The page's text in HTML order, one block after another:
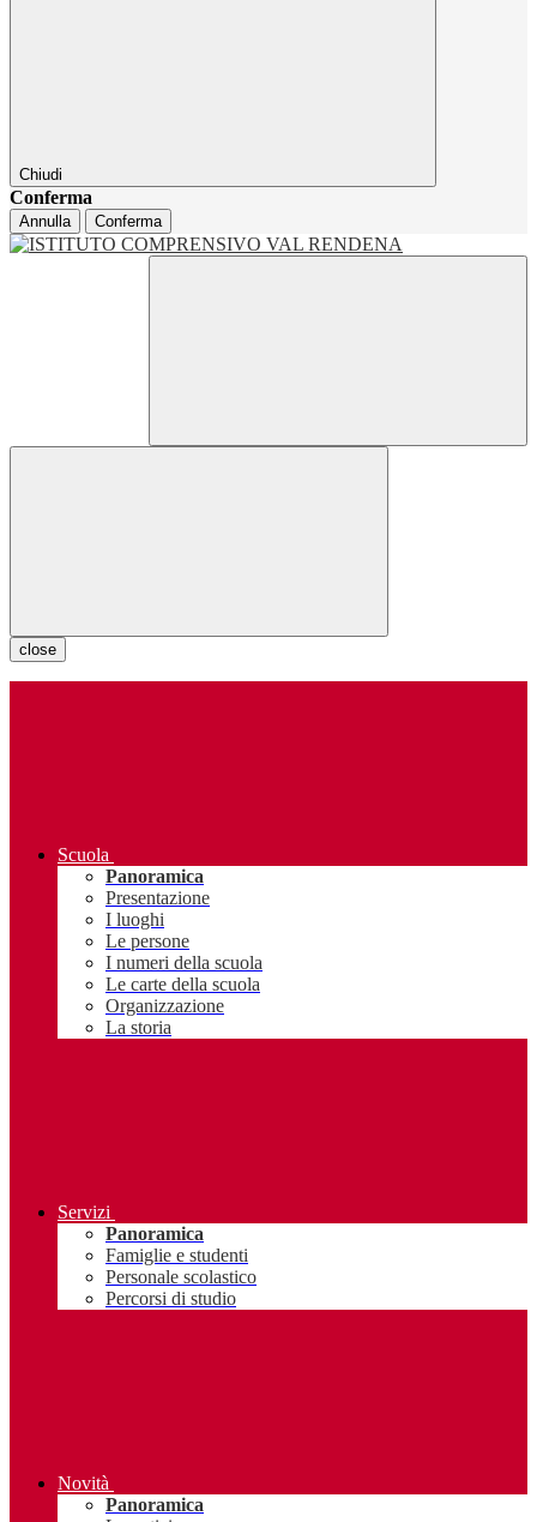
Chiudi
Conferma
Annulla Conferma
close
Scuola
Panoramica
Presentazione
I luoghi
Le persone
I numeri della scuola
Le carte della scuola
Organizzazione
La storia
Servizi
Panoramica
Famiglie e studenti
Personale scolastico
Percorsi di studio
Novità
Panoramica